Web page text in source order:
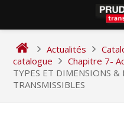
content
Actualités
catalogue
Chapitre 7-
TYPES ET DIMENSIONS &
TRANSMISSIBLES